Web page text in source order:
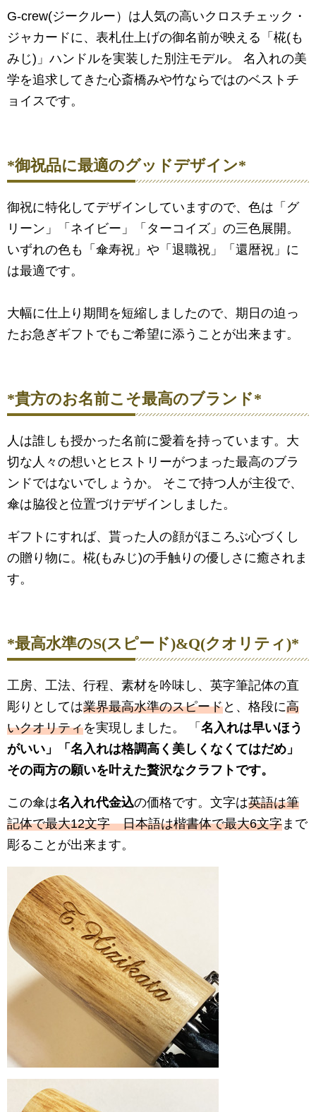
G-crew(ジークルー）は人気の高いクロスチェック・
ジャカードに、表札仕上げの御名前が映える「椛(も
みじ)」ハンドルを実装した別注モデル。 名入れの美
学を追求してきた心斎橋みや竹ならではのベストチ
ョイスです。
*御祝品に最適のグッドデザイン*
御祝に特化してデザインしていますので、色は「グ
リーン」「ネイビー」「ターコイズ」の三色展開。
いずれの色も「傘寿祝」や「退職祝」「還暦祝」に
は最適です。
大幅に仕上り期間を短縮しましたので、期日の迫っ
たお急ぎギフトでもご希望に添うことが出来ます。
*貴方のお名前こそ最高のブランド*
人は誰しも授かった名前に愛着を持っています。大
切な人々の想いとヒストリーがつまった最高のブラ
ンドではないでしょうか。 そこで持つ人が主役で、
傘は脇役と位置づけデザインしました。
ギフトにすれば、貰った人の顔がほころぶ心づくし
の贈り物に。椛(もみじ)の手触りの優しさに癒されま
す。
*最高水準のS(スピード)&Q(クオリティ)*
工房、工法、行程、素材を吟味し、英字筆記体の直
彫りとしては業界最高水準のスピードと、格段に高
いクオリティを実現しました。 「 名入れは早いほう
がいい 」「 名入れは格調高く美しくなくてはだめ 」
その両方の願いを叶えた贅沢なクラフトです。
この傘は名入れ代金込の価格です。文字は英語は筆
記体で最大12文字 日本語は楷書体で最大6文字 まで
彫ることが出来ます。